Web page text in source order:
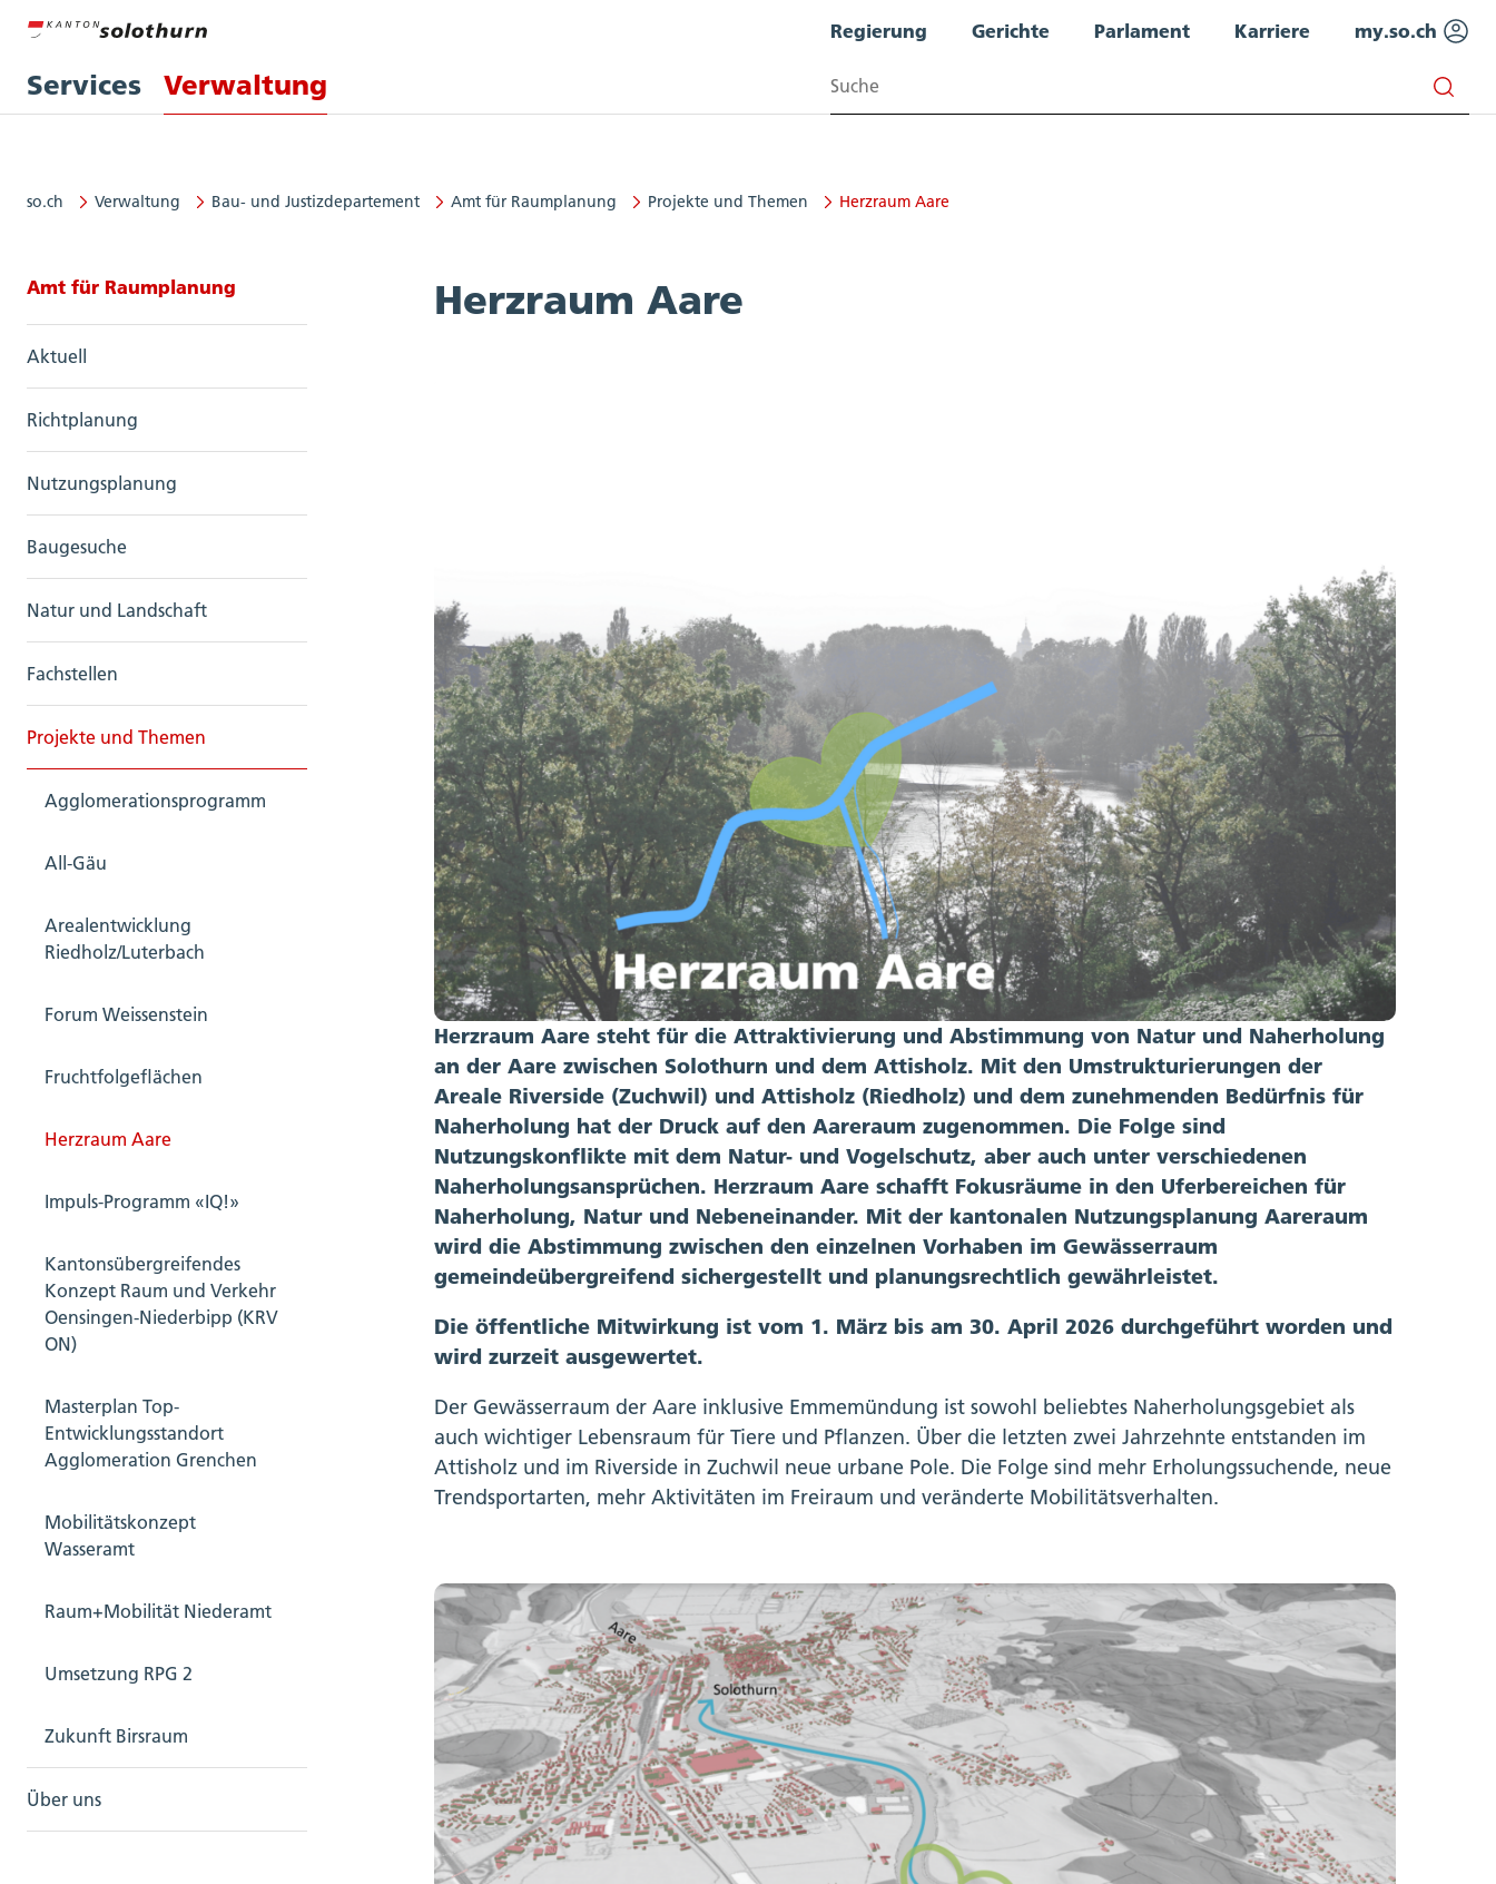
Services Verwaltung
Regierung Gerichte Parlament Karriere my.so.ch
Suchen
so.ch Verwaltung Bau- und Justizdepartement Amt für Raumplanung Projekte und Themen Herzraum Aare
Seitennavigation: Amt für Raumplanung
Amt für Raumplanung
Aktuell
Richtplanung
Nutzungsplanung
Baugesuche
Natur und Landschaft
Fachstellen
Projekte und Themen
Agglomerationsprogramm
All-Gäu
Arealentwicklung
Riedholz/Luterbach
Forum Weissenstein
Fruchtfolgeflächen
Herzraum Aare
Impuls-Programm «IQ!»
Kantonsübergreifendes
Konzept Raum und Verkehr
Oensingen-Niederbipp (KRV
ON)
Masterplan Top-
Entwicklungsstandort
Agglomeration Grenchen
Mobilitätskonzept
Wasseramt
Raum+Mobilität Niederamt
Umsetzung RPG 2
Zukunft Birsraum
Über uns
Herzraum Aare
Herzraum Aare steht für die Attraktivierung und Abstimmung von Natur und Naherholung
an der Aare zwischen Solothurn und dem Attisholz. Mit den Umstrukturierungen der
Areale Riverside (Zuchwil) und Attisholz (Riedholz) und dem zunehmenden Bedürfnis für
Naherholung hat der Druck auf den Aareraum zugenommen. Die Folge sind
Nutzungskonflikte mit dem Natur- und Vogelschutz, aber auch unter verschiedenen
Naherholungsansprüchen. Herzraum Aare schafft Fokusräume in den Uferbereichen für
Naherholung, Natur und Nebeneinander. Mit der kantonalen Nutzungsplanung Aareraum
wird die Abstimmung zwischen den einzelnen Vorhaben im Gewässerraum
gemeindeübergreifend sichergestellt und planungsrechtlich gewährleistet.
Die öffentliche Mitwirkung ist vom 1. März bis am 30. April 2026 durchgeführt worden und
wird zurzeit ausgewertet.
Der Gewässerraum der Aare inklusive Emmemündung ist sowohl beliebtes Naherholungsgebiet als
auch wichtiger Lebensraum für Tiere und Pflanzen. Über die letzten zwei Jahrzehnte entstanden im
Attisholz und im Riverside in Zuchwil neue urbane Pole. Die Folge sind mehr Erholungssuchende, neue
Trendsportarten, mehr Aktivitäten im Freiraum und veränderte Mobilitätsverhalten.